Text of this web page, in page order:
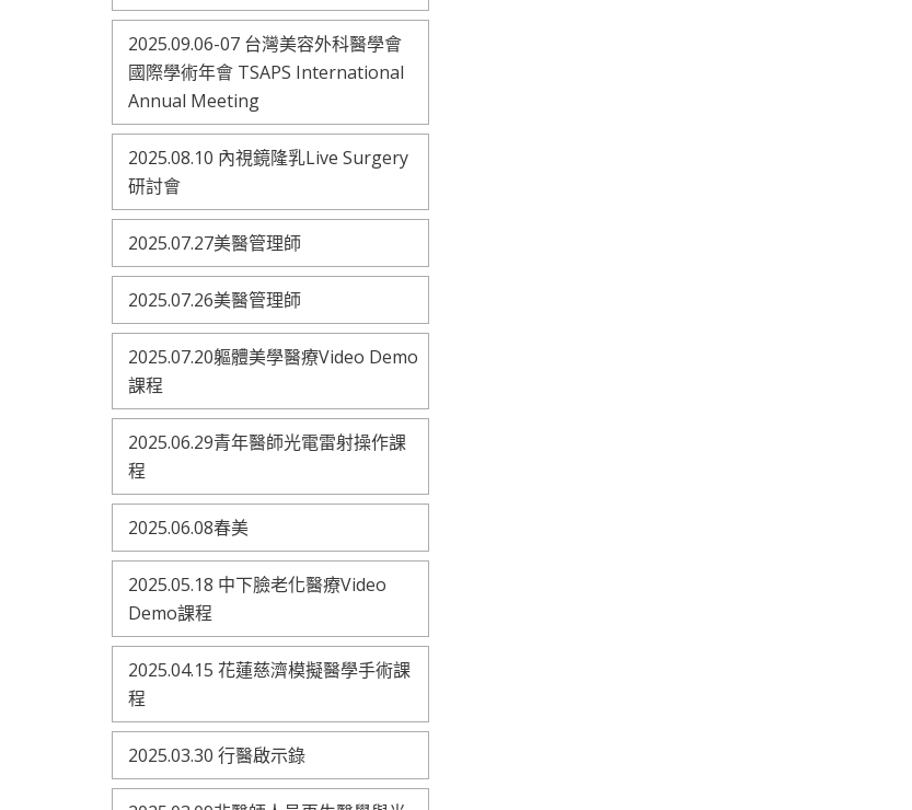
2025.09.06-07 台灣美容外科醫學會
國際學術年會 TSAPS International
Annual Meeting
2025.08.10 內視鏡隆乳Live Surgery
研討會
2025.07.27美醫管理師
2025.07.26美醫管理師
2025.07.20軀體美學醫療Video Demo
課程
2025.06.29青年醫師光電雷射操作課
程
2025.06.08春美
2025.05.18 中下臉老化醫療Video
Demo課程
2025.04.15 花蓮慈濟模擬醫學手術課
程
2025.03.30 行醫啟示錄